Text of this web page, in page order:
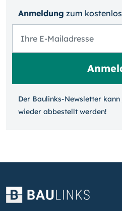
Anmeldung zum
Der Baulinks-Newsletter
wieder ab­bestellt werden!